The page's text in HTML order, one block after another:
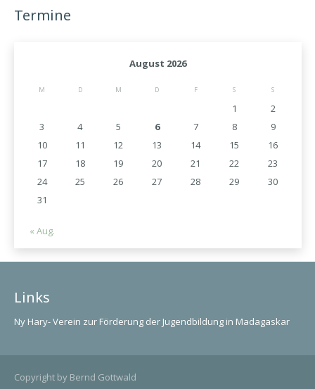
Termine
August 2026
M D M D F S S
1
2
3
4 5 6 7 8
9
10
11 12 13 14 15
16
17
18 19 20 21 22
23
24
25 26 27 28 29
30
31
« Aug.
Links
Ny Hary- Verein zur Förderung der Jugendbildung in Madagaskar
Copyright by Bernd Gottwald